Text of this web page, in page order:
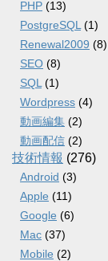
PHP (13)
PostgreSQL (1)
Renewal2009 (8)
SEO (8)
SQL (1)
Wordpress (4)
動画編集 (2)
動画配信 (2)
技術情報 (276)
Android (3)
Apple (11)
Google (6)
Mac (37)
Mobile (2)